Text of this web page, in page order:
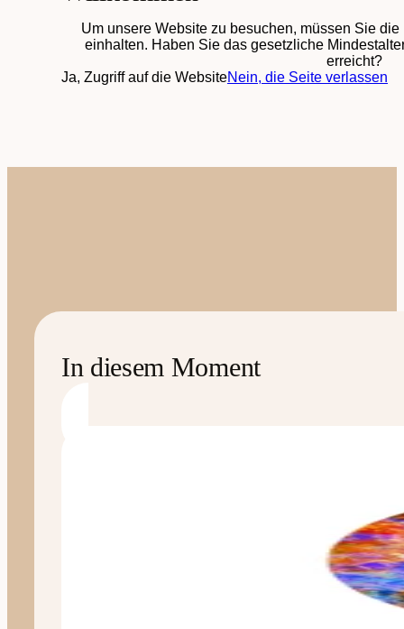
Um unsere Website zu besuchen, müssen Sie
einhalten. Haben Sie das gesetzliche
erreicht?
Ja, Zugriff auf die WebsiteNein, die Seite verlassen
In diesem Moment